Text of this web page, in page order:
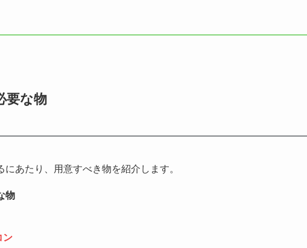
要な物
あたり、用意すべき物を紹介します。
物
ン